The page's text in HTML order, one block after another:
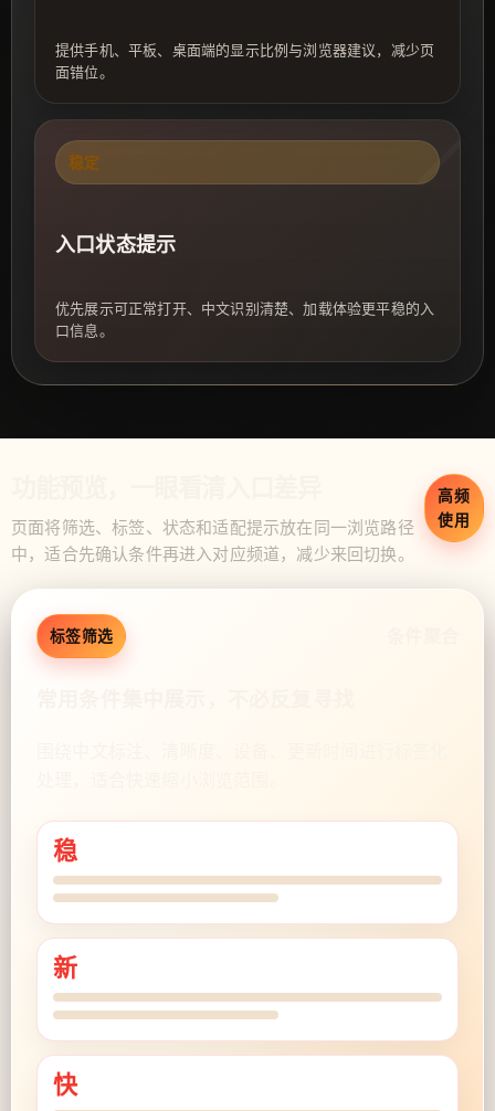
提供手机、平板、桌面端的显示比例与浏览器建议，减少页
面错位。
稳定
入口状态提示
优先展示可正常打开、中文识别清楚、加载体验更平稳的入
口信息。
页面将筛选、标签、状态和适配提示放在同一浏览路径
中，适合先确认条件再进入对应频道，减少来回切换。
高频
使用
标签筛选
稳
新
快